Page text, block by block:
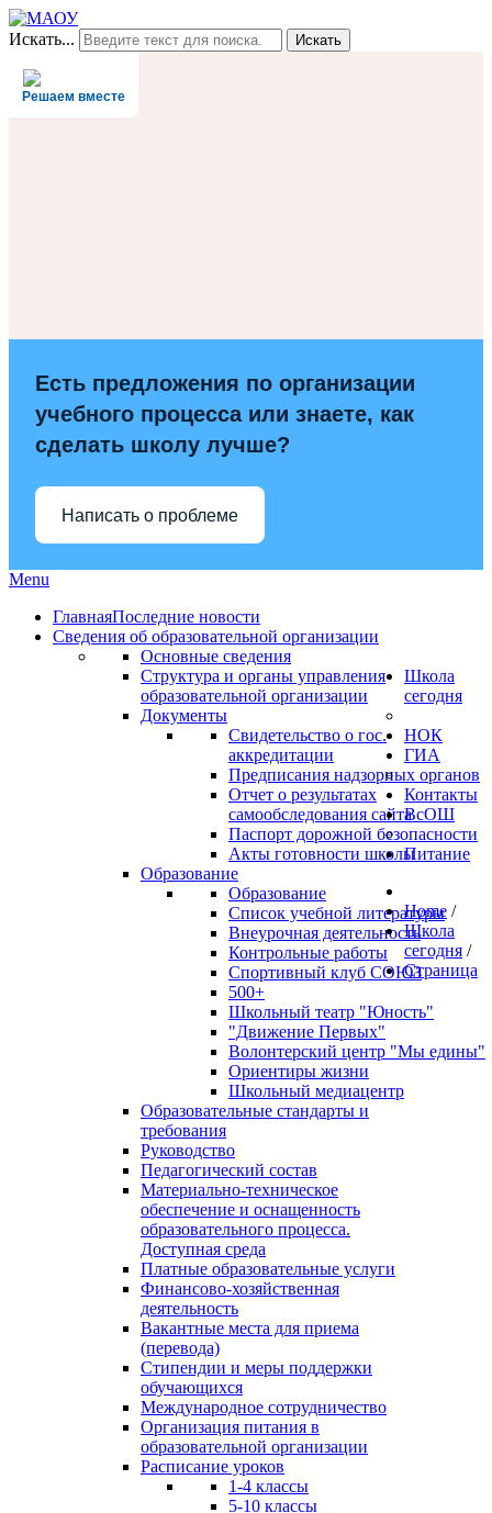
Искать... Искать
Решаем вместе
Есть предложения по организации
учебного процесса или знаете, как
сделать школу лучше?
Написать о проблеме
Menu
ГлавнаяПоследние новости
Сведения об образовательной организации
Основные сведения
Структура и органы управления
образовательной организации
Документы
Свидетельство о гос.
аккредитации
Предписания надзорных органов
Отчет о результатах
самообследования сайта
Паспорт дорожной безопасности
Акты готовности школы
Образование
Образование
Список учебной литературы
Внеурочная деятельность
Контрольные работы
Спортивный клуб СОЮЗ
500+
Школьный театр "Юность"
"Движение Первых"
Волонтерский центр "Мы едины"
Ориентиры жизни
Школьный медиацентр
Образовательные стандарты и
требования
Руководство
Педагогический состав
Материально-техническое
обеспечение и оснащенность
образовательного процесса.
Доступная среда
Платные образовательные услуги
Финансово-хозяйственная
деятельность
Вакантные места для приема
(перевода)
Стипендии и меры поддержки
обучающихся
Международное сотрудничество
Организация питания в
образовательной организации
Школа
сегодня
Расписание уроков
1-4 классы
5-10 классы
НОК
ГИА
Контакты
ВсОШ
Питание
Home /
Школа
сегодня /
Страница